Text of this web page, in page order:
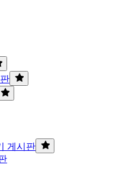
게시판